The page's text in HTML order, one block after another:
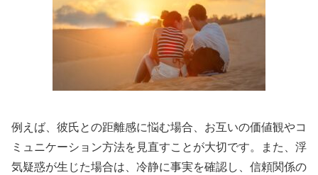
例えば、彼氏との距離感に悩む場合、お互いの価値観やコ
ミュニケーション方法を見直すことが大切です。また、浮
気疑惑が生じた場合は、冷静に事実を確認し、信頼関係の